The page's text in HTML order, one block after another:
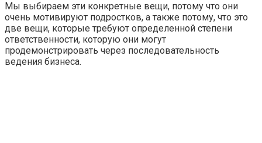
Мы выбираем эти конкретные вещи, потому что они
очень мотивируют подростков, а также потому, что это
две вещи, которые требуют определенной степени
ответственности, которую они могут
продемонстрировать через последовательность
ведения бизнеса.